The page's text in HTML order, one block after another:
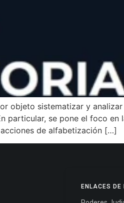
objeto sistematizar y
particular, se pone el foco
de alfabetización […]
ENLACES DE